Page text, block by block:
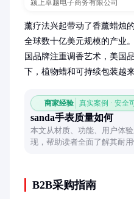
颍上卓越电子商务有限公司
薰疗法兴起带动了香薰蜡烛
全球数十亿美元规模的产业
国品牌注重调香艺术，美国
下，植物蜡和可持续包装越
商家经验 真实案例 · 安全
sanda手表质量如何
本文从材质、功能、用户体
现，帮助读者全面了解其耐
B2B采购指南